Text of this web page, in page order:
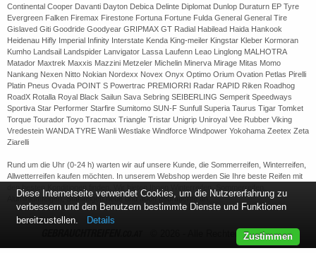
Continental Cooper Davanti Dayton Debica Delinte Diplomat Dunlop Duraturn EP Tyre
Evergreen Falken Firemax Firestone Fortuna Fortune Fulda General General Tire
Gislaved Giti Goodride Goodyear GRIPMAX GT Radial Habilead Haida Hankook
Heidenau Hifly Imperial Infinity Interstate Kenda King-meiler Kingstar Kleber Kormoran
Kumho Landsail Landspider Lanvigator Lassa Laufenn Leao Linglong MALHOTRA
Matador Maxtrek Maxxis Mazzini Metzeler Michelin Minerva Mirage Mitas Momo
Nankang Nexen Nitto Nokian Nordexx Novex Onyx Optimo Orium Ovation Petlas Pirelli
Platin Pneus Ovada POINT S Powertrac PREMIORRI Radar RAPID Riken Roadhog
RoadX Rotalla Royal Black Sailun Sava Sebring SEIBERLING Semperit Speedways
Sportiva Star Performer Starfire Sumitomo SUN-F Sunfull Superia Taurus Tigar Tomket
Torque Tourador Toyo Tracmax Triangle Tristar Unigrip Uniroyal Vee Rubber Viking
Vredestein WANDA TYRE Wanli Westlake Windforce Windpower Yokohama Zeetex Zeta
Ziarelli
Rund um die Uhr (0-24 h) warten wir auf unsere Kunde, die Sommerreifen, Winterreifen,
Allwetterreifen kaufen möchten. In unserem Webshop werden Sie Ihre beste Reifen mit
Aluminiumfelgen, Stahlfelgen neue und auch gebrauchte an.
© 2026 - Alle Rechten vorbehalten
Diese Internetseite verwendet Cookies, um die Nutzererfahrung zu
verbessern und den Benutzern bestimmte Dienste und Funktionen
bereitzustellen.
Details
Zustimmen